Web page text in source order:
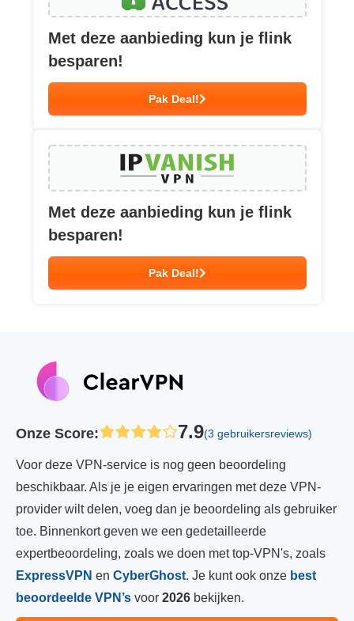
Met deze aanbieding kun je flink
besparen!
Pak Deal!
Met deze aanbieding kun je flink
besparen!
Pak Deal!
Onze Score: 7.9(3 gebruikersreviews)
Voor deze VPN-service is nog geen beoordeling
beschikbaar. Als je je eigen ervaringen met deze VPN-
provider wilt delen, voeg dan je beoordeling als gebruiker
toe. Binnenkort geven we een gedetailleerde
expertbeoordeling, zoals we doen met top-VPN's, zoals
ExpressVPN en CyberGhost. Je kunt ook onze best
beoordeelde VPN’s voor 2026 bekijken.